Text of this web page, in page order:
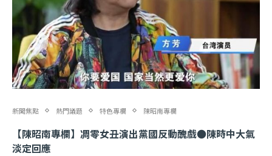
新聞焦點 熱門議題 特色專欄 陳昭南專欄
【陳昭南專欄】凋零女丑演出黨國反動醜戲●陳時中大氣
淡定回應